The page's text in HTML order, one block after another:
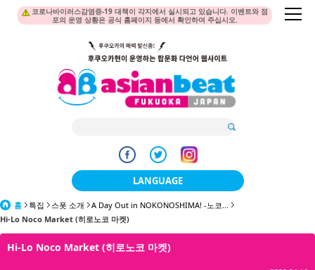
코로나바이러스감염증-19 대책이 각지에서 실시되고 있습니다. 이벤트와 점
포의 운영 상황은 공식 홈페이지 등에서 확인하여 주십시오.
LANGUAGE
日本語
한국어
홈 특집 스폿 소개
A Day Out in NOKONOSHIMA! -노코...
Hi-Lo Noco Market (히로노코 마켓)
Hi-Lo Noco Market (히로노코 마켓)